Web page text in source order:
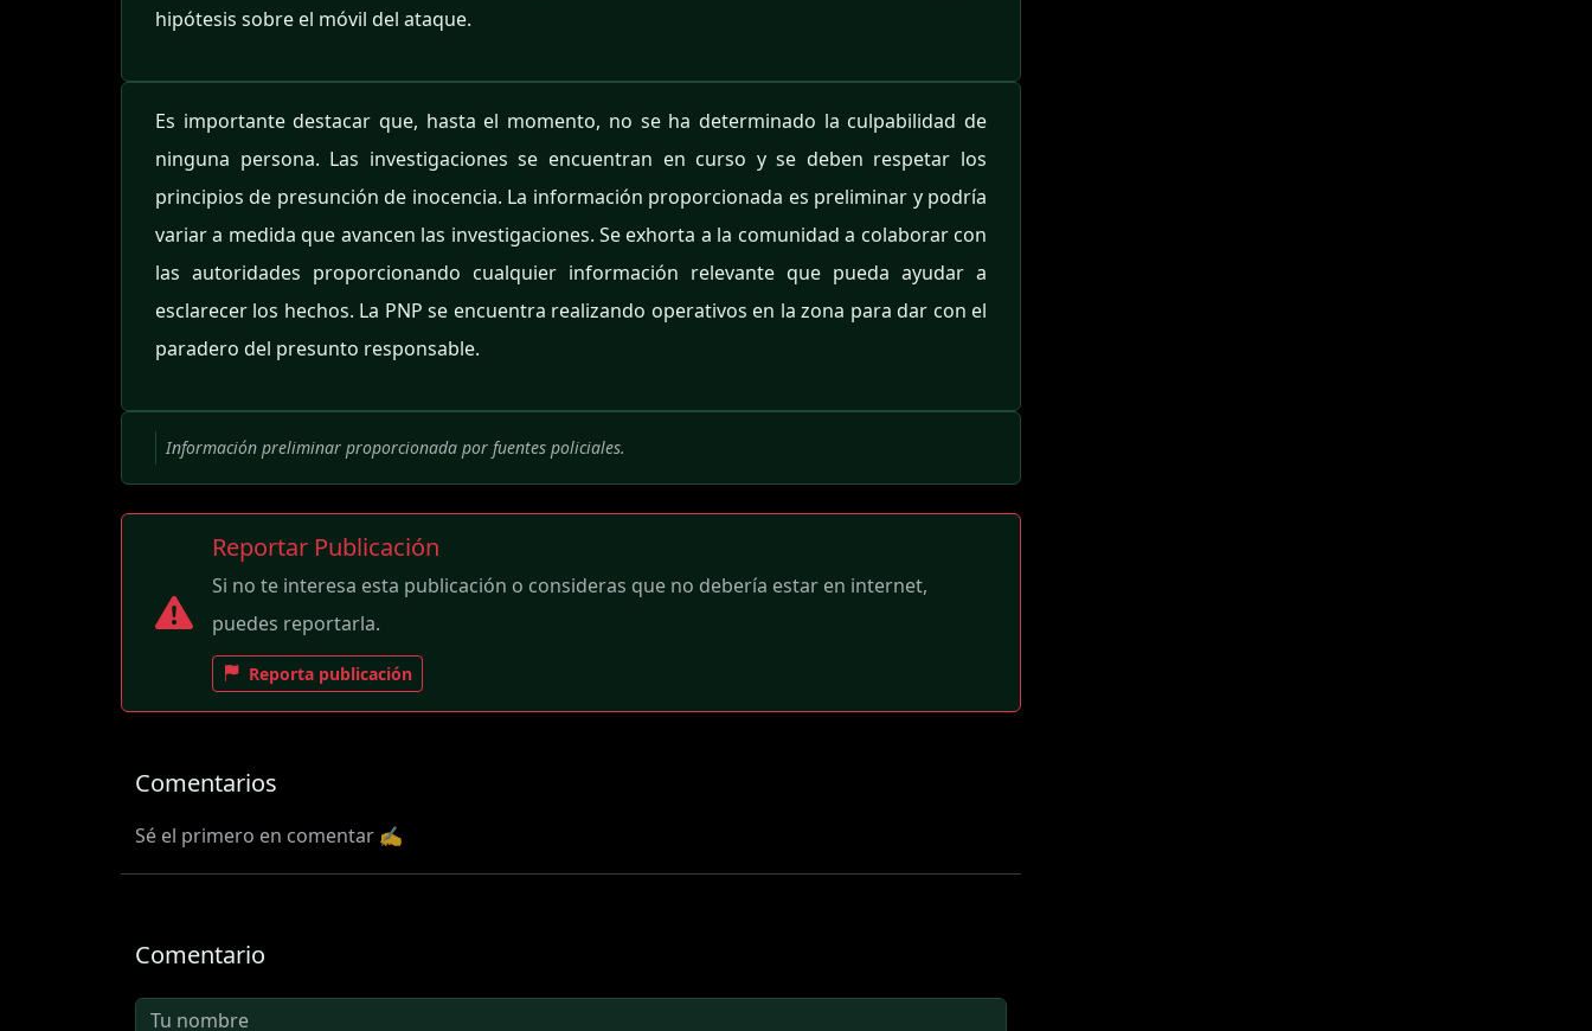
hipótesis sobre el móvil del ataque.
Es importante destacar que, hasta el momento, no se ha determinado la culpabilidad de
ninguna persona. Las investigaciones se encuentran en curso y se deben respetar los
principios de presunción de inocencia. La información proporcionada es preliminar y podría
variar a medida que avancen las investigaciones. Se exhorta a la comunidad a colaborar con
las autoridades proporcionando cualquier información relevante que pueda ayudar a
esclarecer los hechos. La PNP se encuentra realizando operativos en la zona para dar con el
paradero del presunto responsable.
Información preliminar proporcionada por fuentes policiales.
Reportar Publicación
Si no te interesa esta publicación o consideras que no debería estar en internet,
puedes reportarla.
Reporta publicación
Comentarios
Sé el primero en comentar ✍️
Comentario